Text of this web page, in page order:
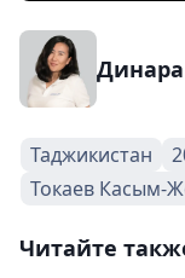
Таджикистан
Токаев Касым-
Читайте